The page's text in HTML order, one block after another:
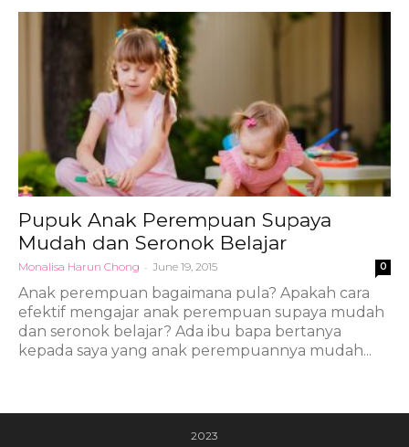
Pupuk Anak Perempuan Supaya
Mudah dan Seronok Belajar
Monalisa Harun Chong - June 19, 2015 0
Anak perempuan bagaimana pula? Apakah cara
efektif mengajar anak perempuan supaya mudah
dan seronok belajar? Ada ibu bapa bertanya
kepada saya yang anak perempuannya mudah...
2023